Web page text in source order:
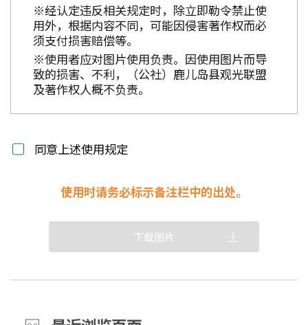
※经认定违反相关规定时，除立即勒令禁止使
用外，根据内容不同，可能因侵害著作权而必
须支付损害赔偿等。
※使用者应对图片使用负责。因使用图片而导
致的损害、不利，（公社）鹿儿岛县观光联盟
及著作权人概不负责。
同意上述使用规定
使用时请务必标示备注栏中的出处。
下载图片